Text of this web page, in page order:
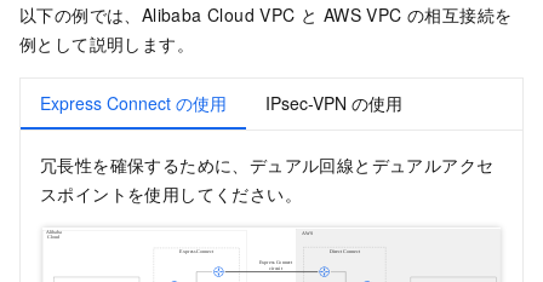
以下の例では、Alibaba Cloud VPC と AWS VPC の相互接続を
例として説明します。
Express Connect の使用 IPsec-VPN の使用
冗長性を確保するために、デュアル回線とデュアルアクセ
スポイントを使用してください。